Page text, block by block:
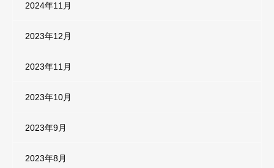
2024年11月
2023年12月
2023年11月
2023年10月
2023年9月
2023年8月